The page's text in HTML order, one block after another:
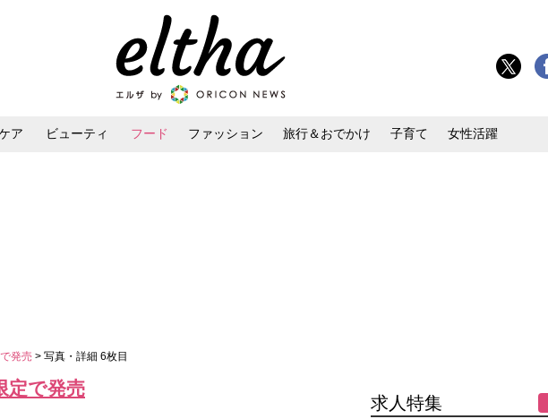
ア ビューティ フード ファッション 旅行＆おでかけ 子育て 女性活躍
発売 > 写真・詳細 6枚目
定で発売
求人特集